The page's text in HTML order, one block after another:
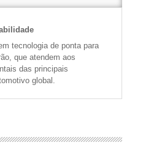
tecnologia de ponta para
que atendem aos
das principais
global.